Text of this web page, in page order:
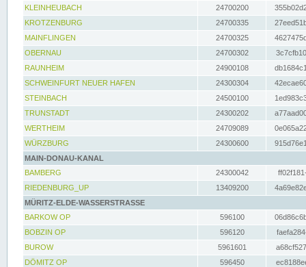
KLEINHEUBACH 24700200
KROTZENBURG
24700335
MAINFLINGEN
24700325
OBERNAU
24700302
RAUNHEIM
24900108
SCHWEINFURT NEUER HAFEN
24300304
STEINBACH
24500100
TRUNSTADT
24300202
WERTHEIM
24709089
WÜRZBURG
24300600
MAIN-DONAU-KANAL
BAMBERG
24300042
RIEDENBURG_UP
13409200
MÜRITZ-ELDE-WASSERSTRASSE
BARKOW OP
596100
BOBZIN OP
596120
BUROW
5961601
DÖMITZ OP
596450